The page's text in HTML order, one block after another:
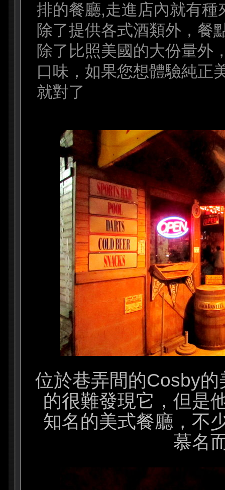
排的餐廳,走進店內就有
除了提供各式酒類外，餐
除了比照美國的大份量外
口味，如果您想體驗純正
就對了
位於巷弄間的Cosby
的很難發現它，但是
知名的美式餐廳，不
慕名